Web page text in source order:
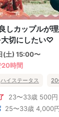
しカップルが
大切にしたい♡
(土) 15:00〜
20時間
ハイステータス 20
23〜33歳 500円
25〜33歳 4,000